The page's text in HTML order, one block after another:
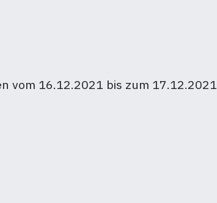
vom 16.12.2021 bis zum